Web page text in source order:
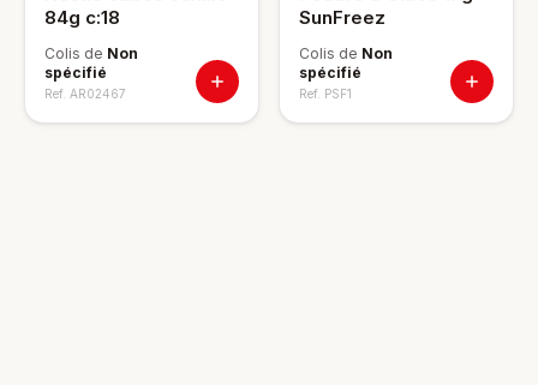
84g c:18
Colis de Non
spécifié
Ref. AR02467
SunFreez
Colis de Non
spécifié
Ref. PSF1